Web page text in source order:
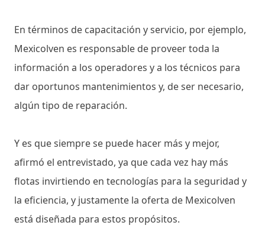
En términos de capacitación y servicio, por ejemplo,
Mexicolven es responsable de proveer toda la
información a los operadores y a los técnicos para
dar oportunos mantenimientos y, de ser necesario,
algún tipo de reparación.
Y es que siempre se puede hacer más y mejor,
afirmó el entrevistado, ya que cada vez hay más
flotas invirtiendo en tecnologías para la seguridad y
la eficiencia, y justamente la oferta de Mexicolven
está diseñada para estos propósitos.